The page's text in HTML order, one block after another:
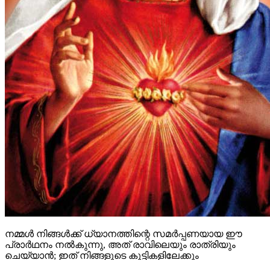
നമ്മൾ നിങ്ങള്‍ക്ക് ധ്യാനത്തിന്റെ സമർപ്പണയായ ഈ
പ്രാർഥനം നൽകുന്നു, അത് രാവിലെയും രാത്രിയും
ചെയ്യാൻ; ഇത് നിങ്ങളുടെ കുട്ടികളിലേക്കും